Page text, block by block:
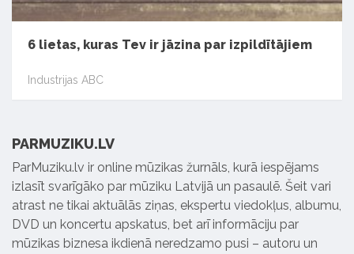
6 lietas, kuras Tev ir jāzina par izpildītājiem
Industrijas ABC
PARMUZIKU.LV
ParMuziku.lv ir online mūzikas žurnāls, kurā iespējams
izlasīt svarīgāko par mūziku Latvijā un pasaulē. Šeit vari
atrast ne tikai aktuālās ziņas, ekspertu viedokļus, albumu,
DVD un koncertu apskatus, bet arī informāciju par
mūzikas biznesa ikdienā neredzamo pusi – autoru un